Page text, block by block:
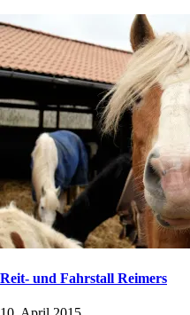
Reit- und Fahrstall Reimers